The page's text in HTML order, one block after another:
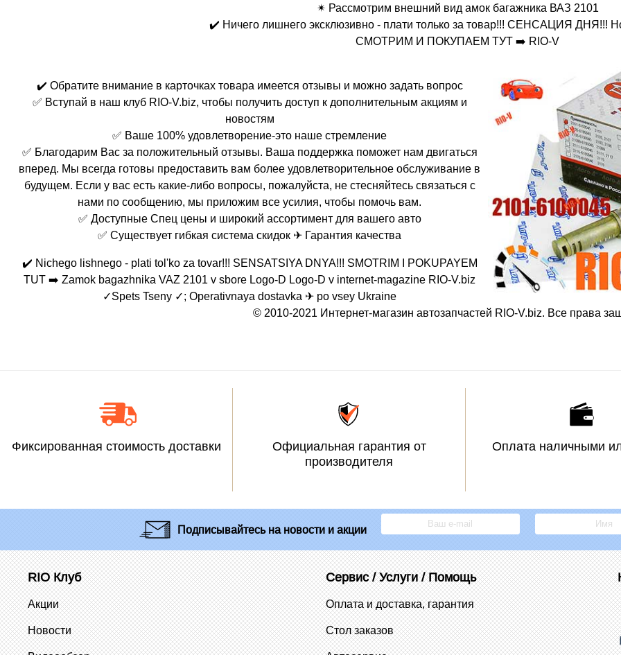
✴ Рассмотрим внешний вид амок багажника ВАЗ 2101
✔️ Ничего лишнего эксклюзивно - плати только за товар!!! СЕНСАЦИЯ ДНЯ!!!
СМОТРИМ И ПОКУПАЕМ ТУТ ➡️ RIO-V
✔️ Обратите внимание в карточках товара имеется отзывы и можно задать вопрос
✅ Вступай в наш клуб RIO-V.biz, чтобы получить доступ к дополнительным акциям и
новостям
✅ Ваше 100% удовлетворение-это наше стремление
✅ Благодарим Вас за положительный отзывы. Ваша поддержка поможет нам двигаться
вперед. Мы всегда готовы предоставить вам более удовлетворительное обслуживание в
будущем. Если у вас есть какие-либо вопросы, пожалуйста, не стесняйтесь связаться с
нами по сообщению, мы приложим все усилия, чтобы помочь вам.
✅ Доступные Спец цены и широкий ассортимент для вашего авто
✅ Существует гибкая система скидок ✈ Гарантия качества
✔️ Nichego lishnego - plati tol'ko za tovar!!! SENSATSIYA DNYA!!! SMOTRIM I POKUPAYEM
TUT ➡️ Zamok bagazhnika VAZ 2101 v sbore Logo-D Logo-D v internet-magazine RIO-V.biz
✓Spets Tseny ✓; Operativnaya dostavka ✈ po vsey Ukraine
© 2010-2021 Интернет-магазин автозапчастей RIO-V.biz. Все права
Фиксированная стоимость доставки
Официальная гарантия от
производителя
Оплата наличными
Подписывайтесьна новости и акции
RIO Клуб
Акции
Новости
Сервис / Услуги / Помощь
Оплата и доставка, гарантия
Стол заказов